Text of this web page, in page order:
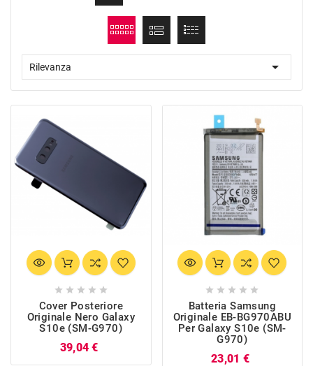
Rilevanza 
    
Cover Posteriore
Originale Nero Galaxy
S10e (SM-G970)
39,04 €
    
Batteria Samsung
Originale EB-BG970ABU
Per Galaxy S10e (SM-
G970)
23,01 €